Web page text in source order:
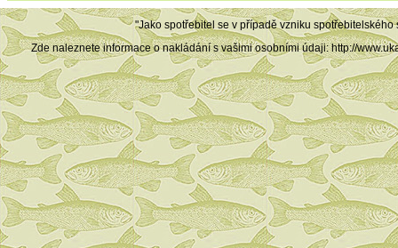
"Jako spotřebitel se v případě vzniku
Zde naleznete informace o nakládání s vašimi osobními údaji: http://